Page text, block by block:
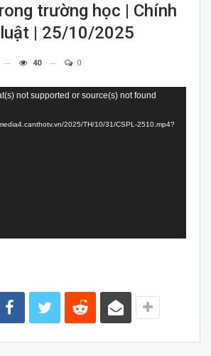
trường học | Chính
| 25/10/2025
40 0
not supported or source(s) not found
2025/TH/10/31/CSPL-2510.mp4?